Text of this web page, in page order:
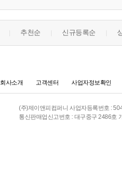
추천순 신규등록순
회사소개 고객센터 사업자정보확인
(주)제이앤피컴퍼니 사업자등록번호 :
통신판매업신고번호 : 대구중구 2486호